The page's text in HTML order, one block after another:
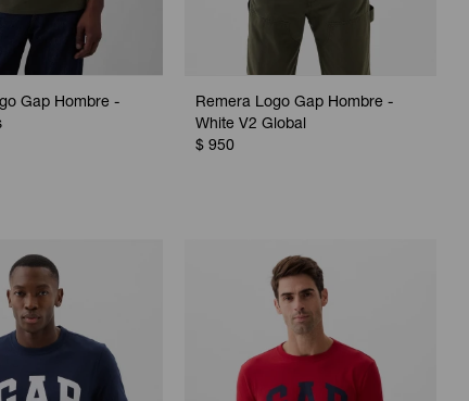
Gap Hombre -
Remera Logo Gap Hombre -
White V2 Global
$ 950